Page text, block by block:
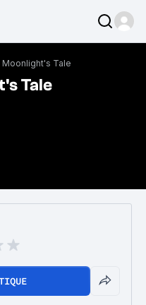
Moonlight's Tale
Tale